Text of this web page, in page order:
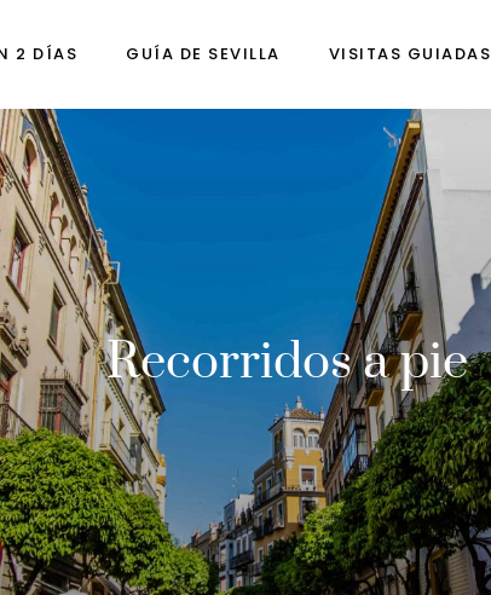
2 DÍAS GUÍA DE SEVILLA VISITAS GUIADAS
Recorridos a pie